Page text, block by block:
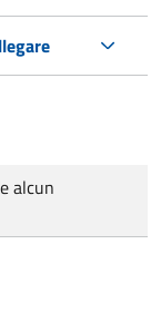
alcun